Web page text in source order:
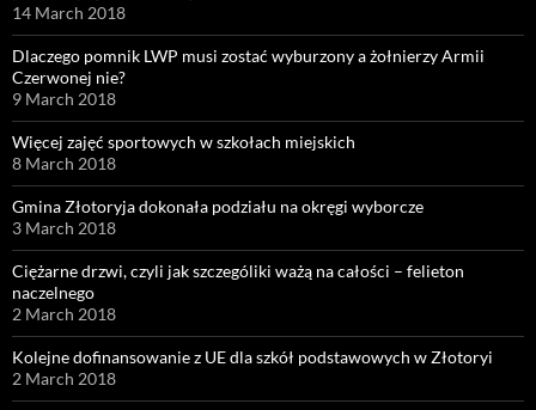
14 March 2018
Dlaczego pomnik LWP musi zostać wyburzony a żołnierzy Armii
Czerwonej nie?
9 March 2018
Więcej zajęć sportowych w szkołach miejskich
8 March 2018
Gmina Złotoryja dokonała podziału na okręgi wyborcze
3 March 2018
Ciężarne drzwi, czyli jak szczególiki ważą na całości – felieton
naczelnego
2 March 2018
Kolejne dofinansowanie z UE dla szkół podstawowych w Złotoryi
2 March 2018